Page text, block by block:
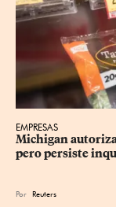
EMPRESAS
Michigan
pero persiste
Por Reuters